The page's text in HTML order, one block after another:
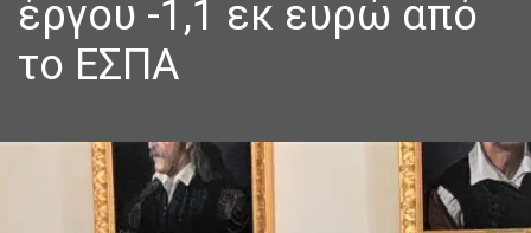
έργου -1,1 εκ ευρώ από
το ΕΣΠΑ